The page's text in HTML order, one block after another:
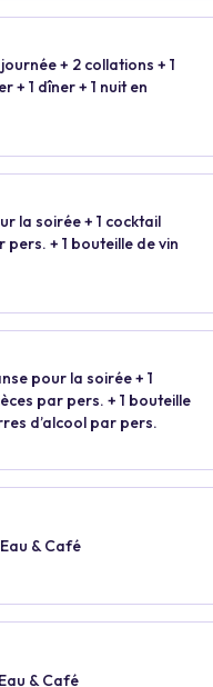
+ 2 collations + 1
+ 1 dîner + 1 nuit en
la soirée + 1 cocktail
+ 1 bouteille de vin
pour la soirée + 1
par pers. + 1 bouteille
d’alcool par pers.
& Café
& Café